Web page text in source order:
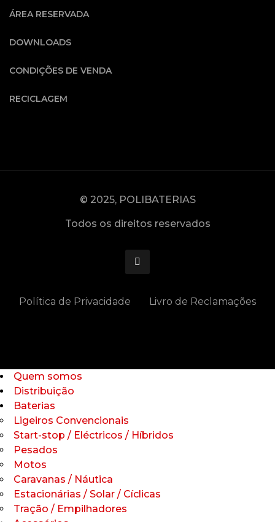
ÁREA RESERVADA
DOWNLOADS
CONDIÇÕES DE VENDA
RECICLAGEM
© 2025, POLIBATERIAS
Todos os direitos reservados
Política de Privacidade Livro de Reclamações
Quem somos
Distribuição
Baterias
Ligeiros Convencionais
Start-stop / Eléctricos / Híbridos
Pesados
Motos
Caravanas / Náutica
Estacionárias / Solar / Cíclicas
Tração / Empilhadores